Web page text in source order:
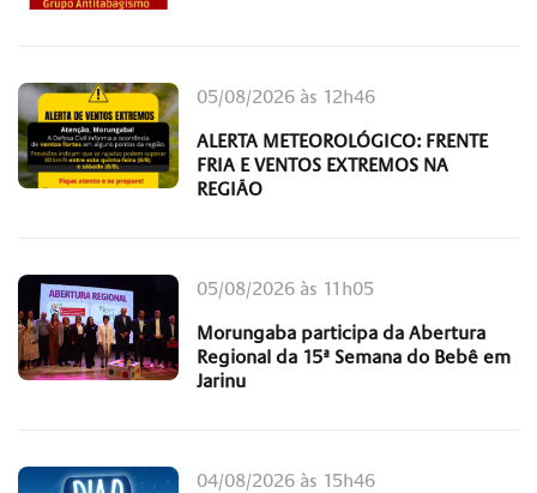
05/08/2026 às 12h46
ALERTA METEOROLÓGICO: FRENTE
FRIA E VENTOS EXTREMOS NA
REGIÃO
05/08/2026 às 11h05
Morungaba participa da Abertura
Regional da 15ª Semana do Bebê em
Jarinu
04/08/2026 às 15h46